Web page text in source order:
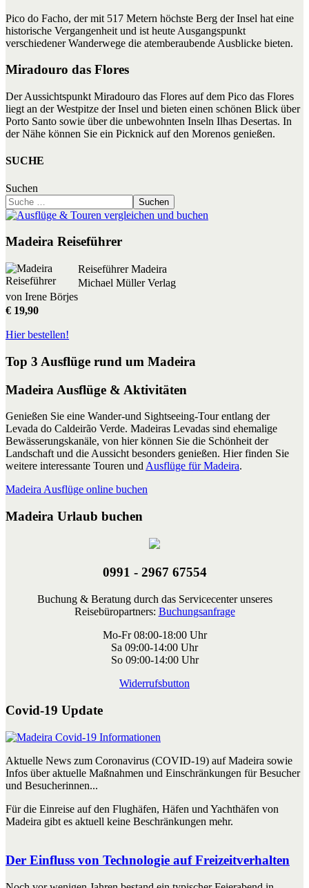
Pico do Facho, der mit 517 Metern höchste Berg der Insel hat eine
historische Vergangenheit und ist heute Ausgangspunkt
verschiedener Wanderwege die atemberaubende Ausblicke bieten.
Miradouro das Flores
Der Aussichtspunkt Miradouro das Flores auf dem Pico das Flores
liegt an der Westpitze der Insel und bieten einen schönen Blick über
Porto Santo sowie über die unbewohnten Inseln Ilhas Desertas. In
der Nähe können Sie ein Picknick auf den Morenos genießen.
SUCHE
Suchen
Suchen
Madeira Reiseführer
Reiseführer Madeira
Michael Müller Verlag
von Irene Börjes
€ 19,90
Hier bestellen!
Top 3 Ausflüge rund um Madeira
Madeira Ausflüge & Aktivitäten
Genießen Sie eine Wander-und Sightseeing-Tour entlang der
Levada do Caldeirão Verde. Madeiras Levadas sind ehemalige
Bewässerungskanäle, von hier können Sie die Schönheit der
Landschaft und die Aussicht besonders genießen. Hier finden Sie
weitere interessante Touren und Ausflüge für Madeira.
Madeira Ausflüge online buchen
Madeira Urlaub buchen
0991 - 2967 67554
Buchung & Beratung durch das Servicecenter unseres
Reisebüropartners: Buchungsanfrage
Mo-Fr 08:00-18:00 Uhr
Sa 09:00-14:00 Uhr
So 09:00-14:00 Uhr
Widerrufsbutton
Covid-19 Update
Aktuelle News zum Coronavirus (COVID-19) auf Madeira sowie
Infos über aktuelle Maßnahmen und Einschränkungen für Besucher
und Besucherinnen...
Für die Einreise auf den Flughäfen, Häfen und Yachthäfen von
Madeira gibt es aktuell keine Beschränkungen mehr.
Der Einfluss von Technologie auf Freizeitverhalten